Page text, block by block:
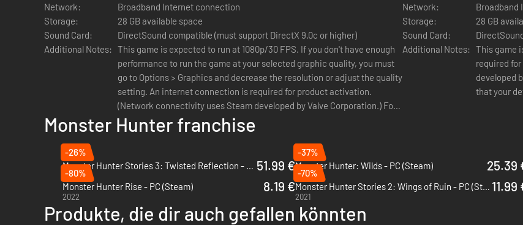
– Sticker-Sets: Abenteuerfreunde 2 und Abenteuerfreunde 3
Network:
Broadband Internet connection
Storage:
28 GB available space
Sound Card:
DirectSound compatible (must support DirectX 9.0c or higher)
Additional Notes: This game is expected to run at 1080p/30 FPS. If you don't have enough
performance to run the game at your selected graphic quality, you must
go to Options > Graphics and decrease the resolution or adjust the quality
setting. An internet connection is required for product activation.
(Network connectivity uses Steam developed by Valve Corporation.) For
users on Windows11, please ensure that your device also meets the
Windows11 system requirements.
Network:
Broadband
Storage:
28 GB
Sound Card:
Additional Notes: This game
required
developed
that your
Monster Hunter franchise
-26%
Monster Hunter Stories 3: Twisted Reflection - PC (Steam)
2026
51.99 €
-37%
Monster Hunter: Wilds - PC (Steam)
2025
25.39
-80%
Monster Hunter Rise - PC (Steam)
2022
8.19 €
-70%
Monster Hunter Stories 2: Wings of Ruin - PC (Steam)
2021
11.99
Produkte, die dir auch gefallen könnten